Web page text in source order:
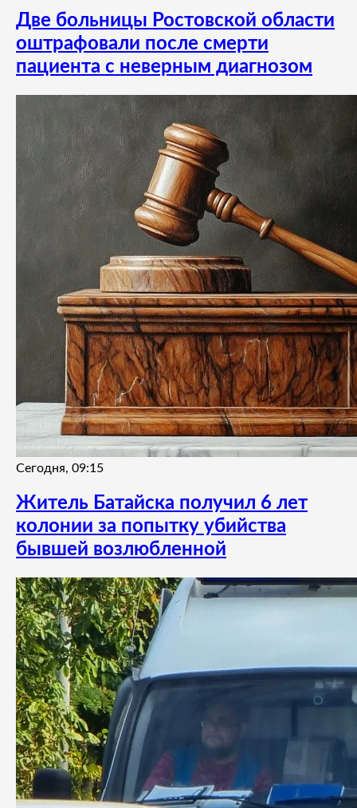
Две больницы Ростовской области
оштрафовали после смерти
пациента с неверным диагнозом
Сегодня, 09:15
Житель Батайска получил 6 лет
колонии за попытку убийства
бывшей возлюбленной